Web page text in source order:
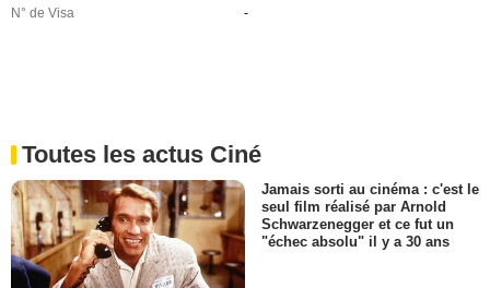
N° de Visa
-
Toutes les actus Ciné
Jamais sorti au cinéma : c'est le
seul film réalisé par Arnold
Schwarzenegger et ce fut un
"échec absolu" il y a 30 ans